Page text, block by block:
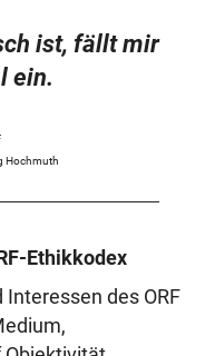
ist, fällt mir
ein.
Hochmuth
Ethikkodex
des ORF